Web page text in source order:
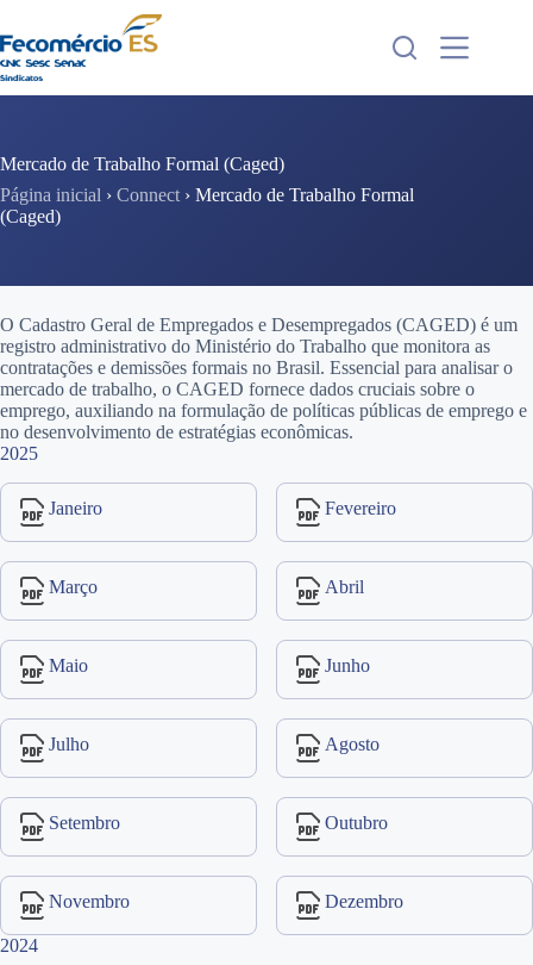
para
o
conteúdo
Mercado de Trabalho Formal (Caged)
Página inicial › Connect › Mercado de Trabalho Formal
(Caged)
O Cadastro Geral de Empregados e Desempregados (CAGED) é um
registro administrativo do Ministério do Trabalho que monitora as
contratações e demissões formais no Brasil. Essencial para analisar o
mercado de trabalho, o CAGED fornece dados cruciais sobre o
emprego, auxiliando na formulação de políticas públicas de emprego e
no desenvolvimento de estratégias econômicas.
2025
Janeiro Fevereiro
Março Abril
Maio Junho
Julho Agosto
Setembro Outubro
Novembro Dezembro
2024